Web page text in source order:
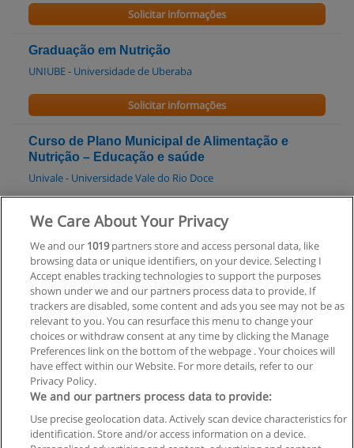
Solicitar informações
Graduação em Nutrição
UNIUBE - Universidade de Uberaba
Solicitar informações
Curso de Plano Municipal de Alimentação e
Nutrição – Educação e saúde
Univale - Universidade Vale do Rio Doce
Solicitar informações
Graduação em Nutrição
UNILAVRAS - Centro Universitário de Lavras
Solicitar informações
Regras de uso
Privacidade de dados
We Care About Your Privacy
We and our 1019partners store and access personal data, like
browsing data or unique identifiers, on your device. Selecting I
Accept enables tracking technologies to support the purposes
shown under we and our partners process data to provide. If
trackers are disabled, some content and ads you see may not be as
relevant to you. You can resurface this menu to change your
choices or withdraw consent at any time by clicking the Manage
Preferences link on the bottom of the webpage . Your choices will
have effect within our Website. For more details, refer to our
Privacy Policy.
We and our partners process data to provide:
Use precise geolocation data. Actively scan device characteristics for
identification. Store and/or access information on a device.